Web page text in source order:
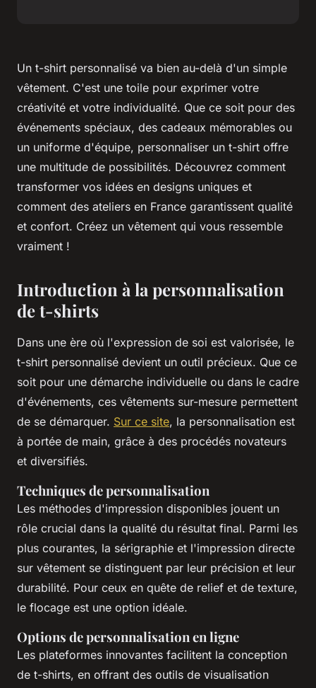
Un t-shirt personnalisé va bien au-delà d'un simple
vêtement. C'est une toile pour exprimer votre
créativité et votre individualité. Que ce soit pour des
événements spéciaux, des cadeaux mémorables ou
un uniforme d'équipe, personnaliser un t-shirt offre
une multitude de possibilités. Découvrez comment
transformer vos idées en designs uniques et
comment des ateliers en France garantissent qualité
et confort. Créez un vêtement qui vous ressemble
vraiment !
Introduction à la personnalisation
de t-shirts
Dans une ère où l'expression de soi est valorisée, le
t-shirt personnalisé devient un outil précieux. Que ce
soit pour une démarche individuelle ou dans le cadre
d'événements, ces vêtements sur-mesure permettent
de se démarquer. Sur ce site, la personnalisation est
à portée de main, grâce à des procédés novateurs
et diversifiés.
Techniques de personnalisation
Les méthodes d'impression disponibles jouent un
rôle crucial dans la qualité du résultat final. Parmi les
plus courantes, la sérigraphie et l'impression directe
sur vêtement se distinguent par leur précision et leur
durabilité. Pour ceux en quête de relief et de texture,
le flocage est une option idéale.
Options de personnalisation en ligne
Les plateformes innovantes facilitent la conception
de t-shirts, en offrant des outils de visualisation